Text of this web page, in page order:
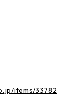
items/33782